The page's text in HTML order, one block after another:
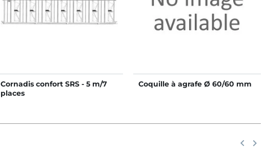
Cornadis confort SRS - 5 m/7
places
Coquille à agrafe Ø 60/60 mm
keyboard_arrow_left keyboard_arrow_right